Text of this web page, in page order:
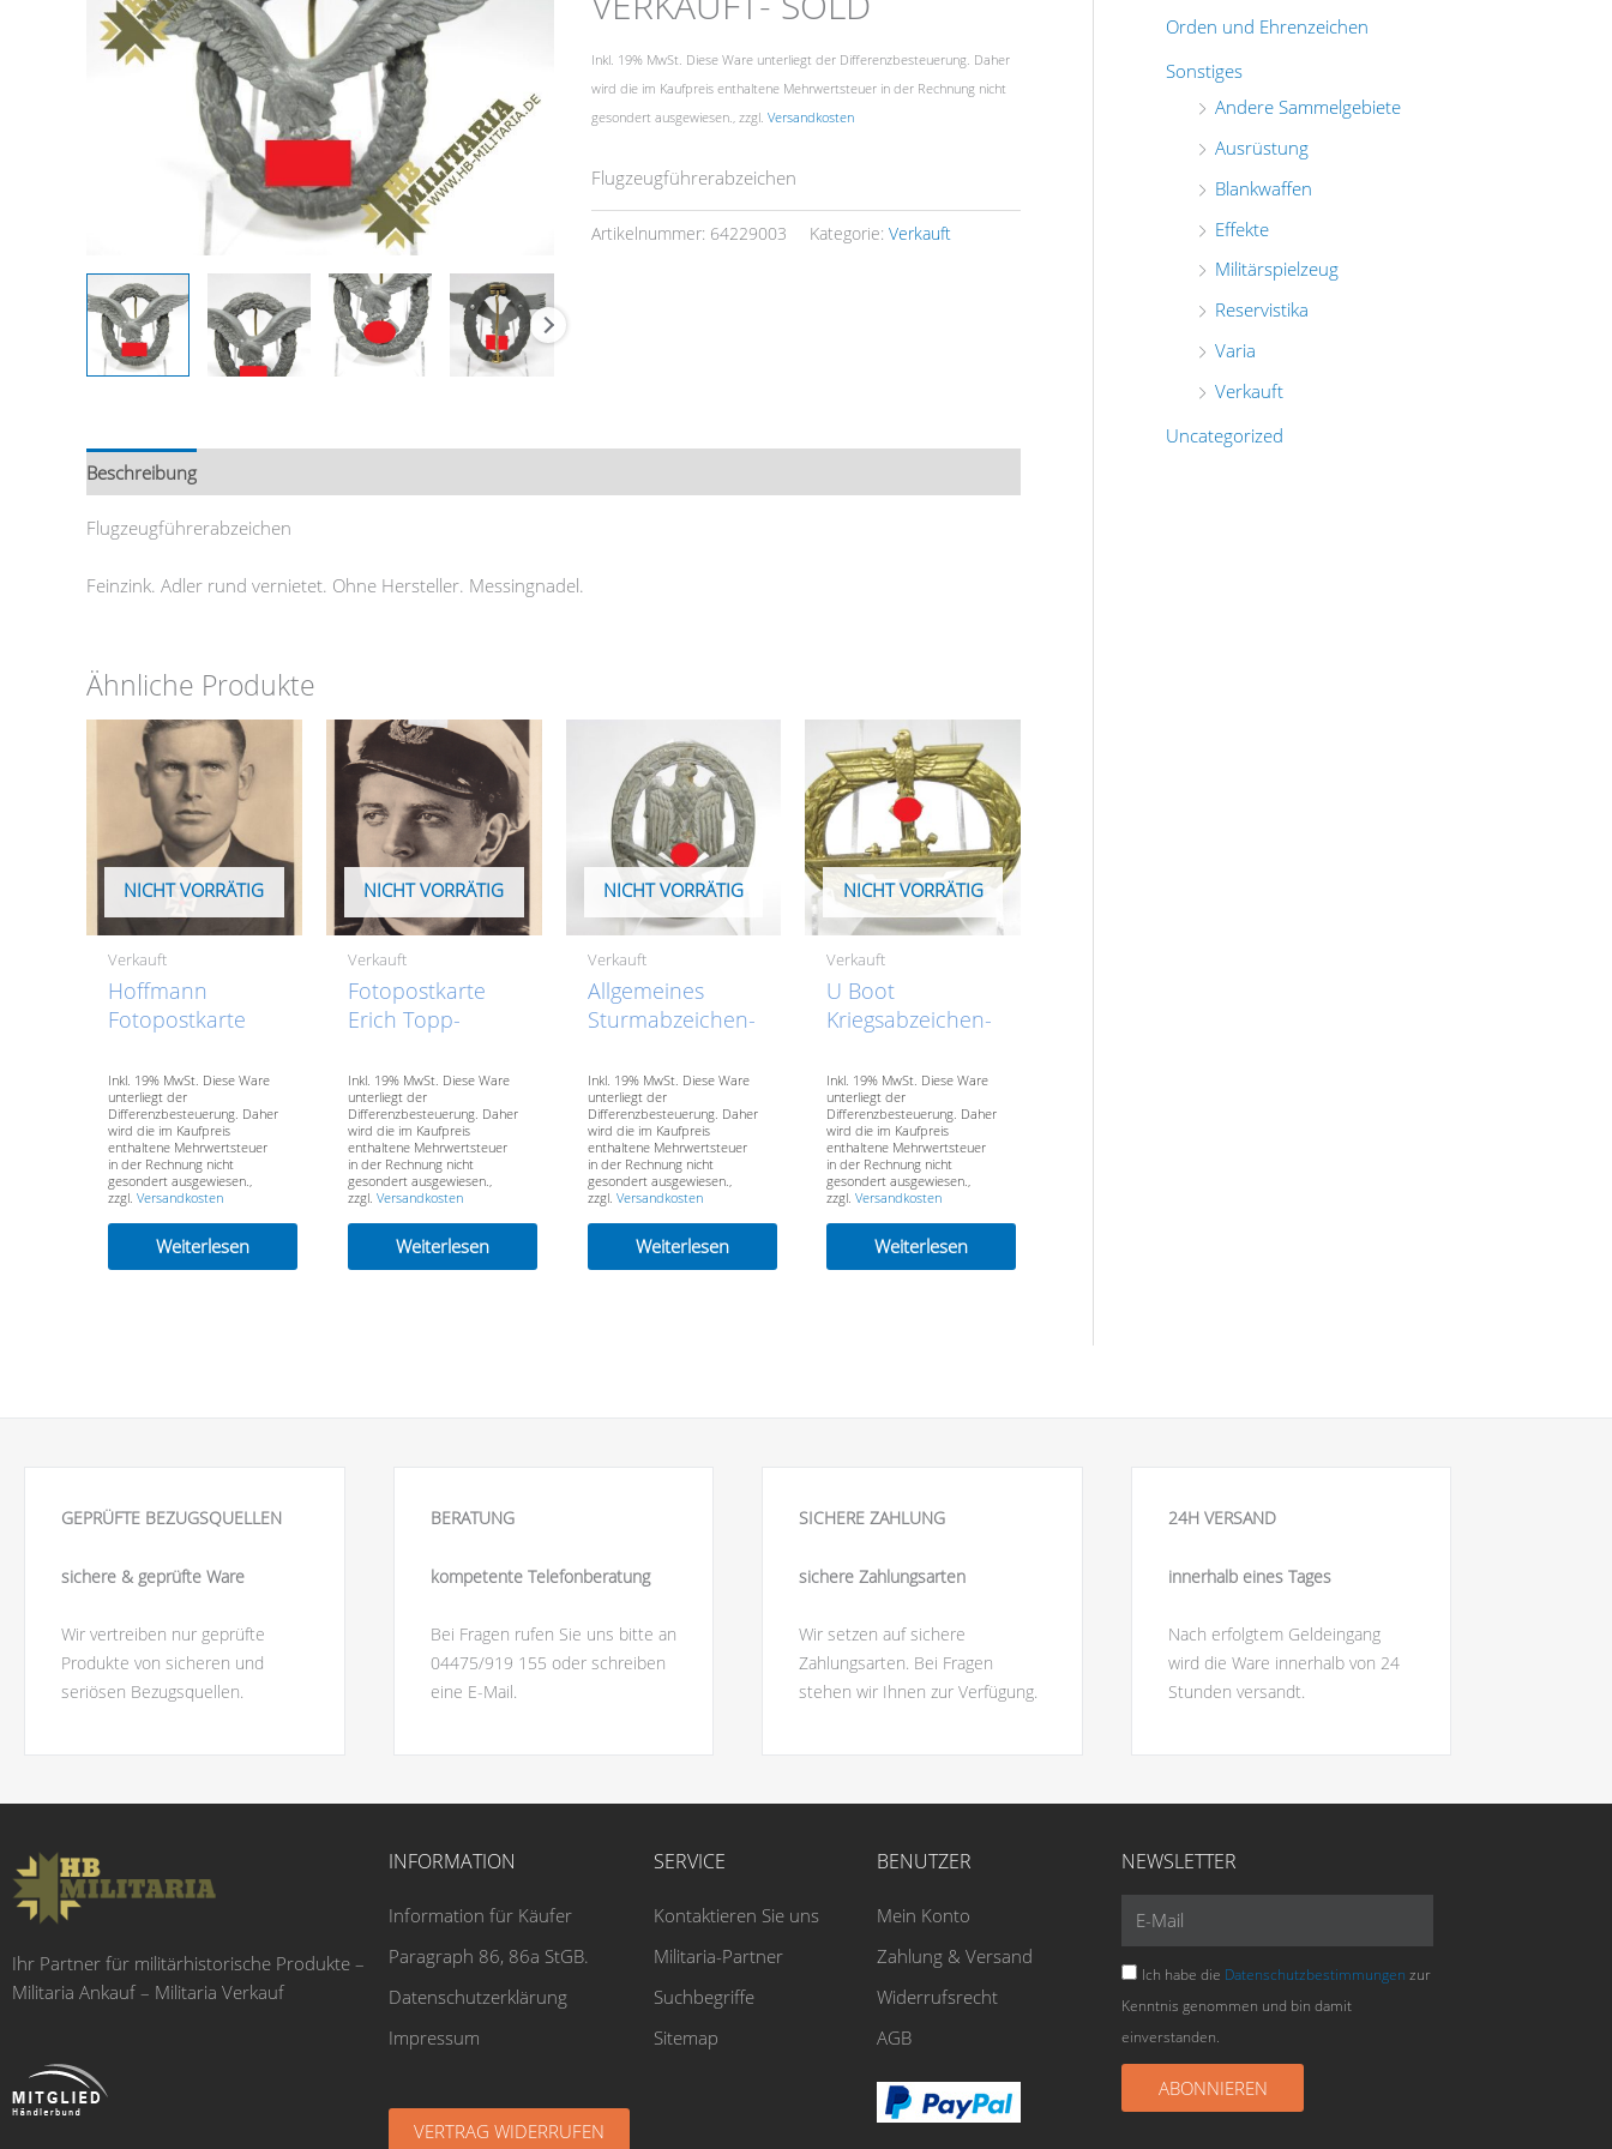
Inkl. 19% MwSt. Diese Ware unterliegt der Differenzbesteuerung. Daher
wird die im Kaufpreis enthaltene Mehrwertsteuer in der Rechnung nicht
gesondert ausgewiesen., zzgl. Versandkosten
Flugzeugführerabzeichen
Artikelnummer: 64229003 Kategorie: Verkauft
Beschreibung
Flugzeugführerabzeichen
Feinzink. Adler rund vernietet. Ohne Hersteller. Messingnadel.
Ähnliche Produkte
NICHT VORRÄTIG
Verkauft
Hoffmann
Fotopostkarte
U100- VERKAUFT-
SOLD
Inkl. 19% MwSt. Diese Ware
unterliegt der
Differenzbesteuerung. Daher
wird die im Kaufpreis
enthaltene Mehrwertsteuer
in der Rechnung nicht
gesondert ausgewiesen.,
zzgl. Versandkosten
Weiterlesen
NICHT VORRÄTIG
Verkauft
Fotopostkarte
Erich Topp-
Inkl. 19% MwSt. Diese Ware
unterliegt der
Differenzbesteuerung. Daher
wird die im Kaufpreis
enthaltene Mehrwertsteuer
in der Rechnung nicht
gesondert ausgewiesen.,
zzgl. Versandkosten
Weiterlesen
NICHT VORRÄTIG
Verkauft
Allgemeines
Sturmabzeichen-
Inkl. 19% MwSt. Diese Ware
unterliegt der
Differenzbesteuerung. Daher
wird die im Kaufpreis
enthaltene Mehrwertsteuer
in der Rechnung nicht
gesondert ausgewiesen.,
zzgl. Versandkosten
Weiterlesen
NICHT VORRÄTIG
Verkauft
U Boot
Kriegsabzeichen-
Inkl. 19% MwSt. Diese Ware
unterliegt der
Differenzbesteuerung. Daher
wird die im Kaufpreis
enthaltene Mehrwertsteuer
in der Rechnung nicht
gesondert ausgewiesen.,
zzgl.Versandkosten
Weiterlesen
Orden und Ehrenzeichen
Sonstiges
Andere Sammelgebiete
Ausrüstung
Blankwaffen
Effekte
Militärspielzeug
Reservistika
Varia
Verkauft
Uncategorized
GEPRÜFTE BEZUGSQUELLEN
sichere & geprüfte Ware
Wir vertreiben nur geprüfte
Produkte von sicheren und
seriösen Bezugsquellen.
BERATUNG
kompetente Telefonberatung
Bei Fragen rufen Sie uns bitte an
04475/919 155 oder schreiben
eine E-Mail.
SICHERE ZAHLUNG
sichere Zahlungsarten
Wir setzen auf sichere
Zahlungsarten. Bei Fragen
stehen wir Ihnen zur Verfügung.
24H VERSAND
innerhalb eines Tages
Nach erfolgtem Geldeingang
wird die Ware innerhalb von 24
Stunden versandt.
Ihr Partner für militärhistorische Produkte –
Militaria Ankauf – Militaria Verkauf
INFORMATION
Information für Käufer
Paragraph 86, 86a StGB.
Datenschutzerklärung
Impressum
VERTRAG WIDERRUFEN
SERVICE
Kontaktieren Sie uns
Militaria-Partner
Suchbegriffe
Sitemap
BENUTZER
Mein Konto
Zahlung & Versand
Widerrufsrecht
AGB
NEWSLETTER
Ich habe die Datenschutzbestimmungen zur
Kenntnis genommen und bin damit
einverstanden.
ABONNIEREN